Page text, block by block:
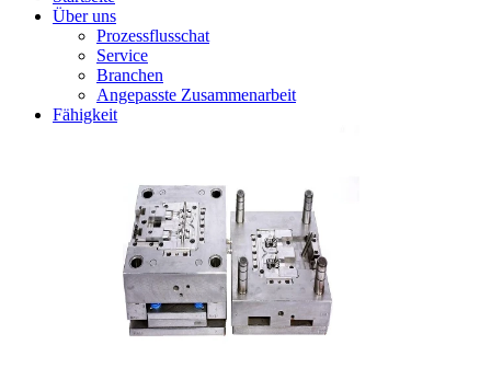
Über uns
Prozessflusschat
Service
Branchen
Angepasste Zusammenarbeit
Fähigkeit